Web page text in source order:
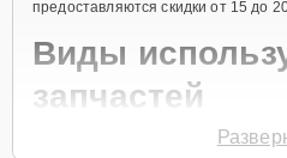
предоставляются скидки от 15 до
Виды
запчастей
Для ремонта электросамоката